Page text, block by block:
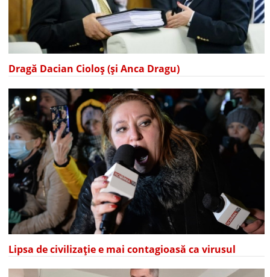
Dragă Dacian Cioloș (și Anca Dragu)
Lipsa de civilizație e mai contagioasă ca virusul